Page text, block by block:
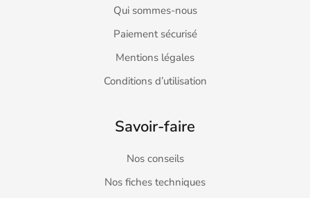
Qui sommes-nous
Paiement sécurisé
Mentions légales
Conditions d’utilisation
Savoir-faire
Nos conseils
Nos fiches techniques